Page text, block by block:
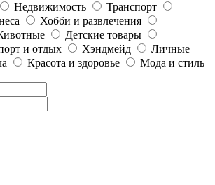
Недвижимость
Транспорт
Хобби и развлечения
Детские товары
и отдых Хэндмейд
Личные
Красота и здоровье
Мода и стиль